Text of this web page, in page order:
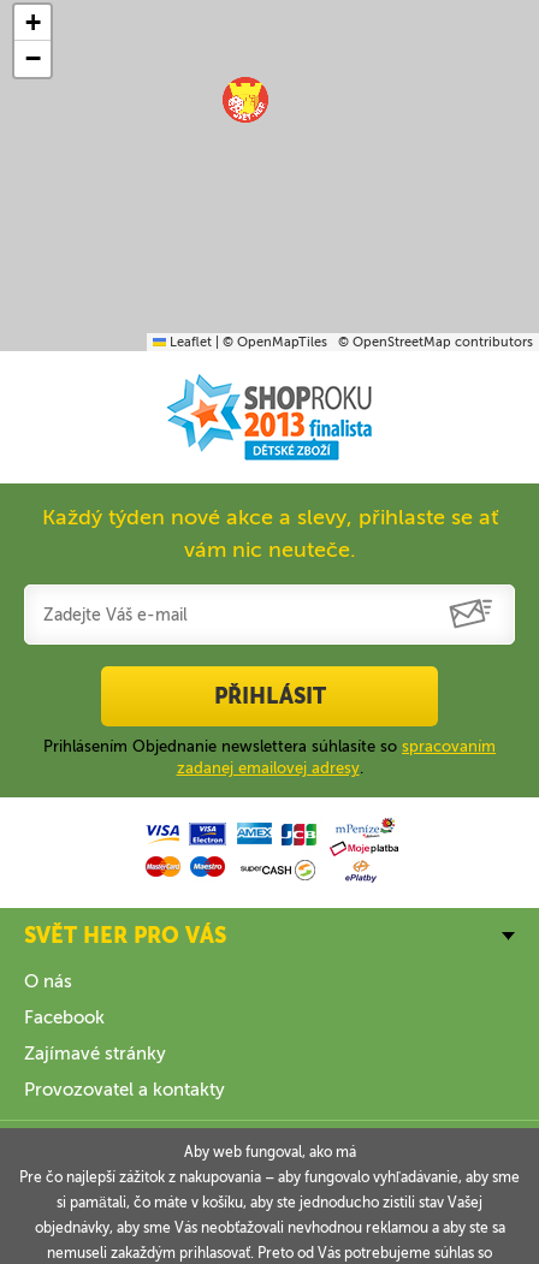
+
−
Leaflet © OpenMapTiles © OpenStreetMap contributors
Každý týden nové akce a slevy, přihlaste se ať
vám nic neuteče.
PŘIHLÁSIT
Prihlásením Objednanie newslettera súhlasíte so spracovaním
zadanej emailovej adresy.
SVĚT HER PRO VÁS
O nás
Facebook
Zajímavé stránky
Provozovatel a kontakty
INFORMACE
Aby web fungoval, ako má
Pre čo najlepší zážitok z nakupovania – aby fungovalo vyhľadávanie, aby sme
si pamätali, čo máte v košíku, aby ste jednoducho zistili stav Vašej
objednávky, aby sme Vás neobťažovali nevhodnou reklamou a aby ste sa
nemuseli zakaždým prihlasovať. Preto od Vás potrebujeme súhlas so